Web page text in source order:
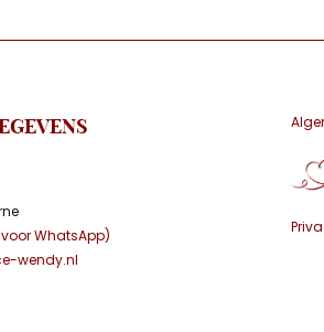
voor WhatsApp)
wendy.nl